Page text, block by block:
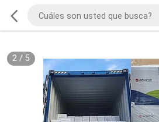
2/ 5